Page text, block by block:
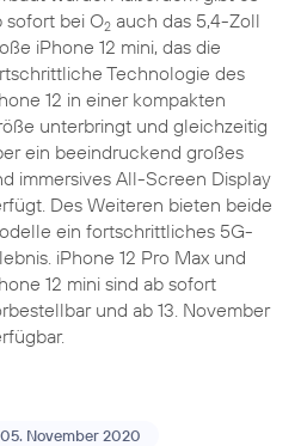
sofort bei O2auch das 5,4-Zoll
iPhone 12 mini, das die
Technologie des
12 in einer kompakten
unterbringt und gleichzeitig
ein beeindruckend großes
immersives All-Screen Display
Des Weiteren bieten beide
ein fortschrittliches 5G-
iPhone 12 Pro Max und
12 mini sind ab sofort
und ab 13. November
05. November 2020